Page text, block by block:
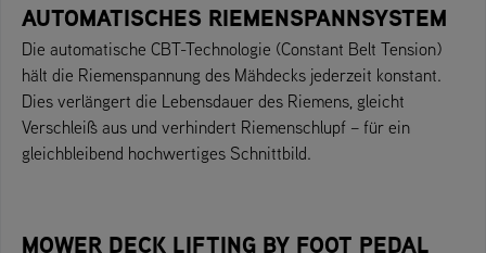
AUTOMATISCHES RIEMENSPANNSYSTEM
Die automatische CBT-Technologie (Constant Belt Tension)
hält die Riemenspannung des Mähdecks jederzeit konstant.
Dies verlängert die Lebensdauer des Riemens, gleicht
Verschleiß aus und verhindert Riemenschlupf – für ein
gleichbleibend hochwertiges Schnittbild.
MOWER DECK LIFTING BY FOOT PEDAL